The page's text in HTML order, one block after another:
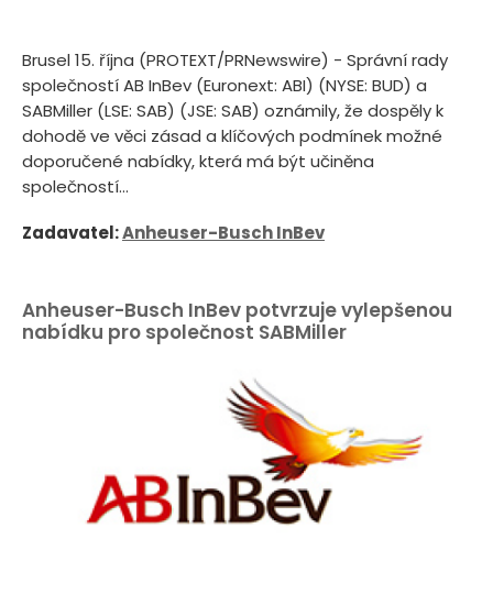
Brusel 15. října (PROTEXT/PRNewswire) - Správní rady
společností AB InBev (Euronext: ABI) (NYSE: BUD) a
SABMiller (LSE: SAB) (JSE: SAB) oznámily, že dospěly k
dohodě ve věci zásad a klíčových podmínek možné
doporučené nabídky, která má být učiněna
společností...
Zadavatel:Anheuser-Busch InBev
Anheuser-Busch InBev potvrzuje vylepšenou
nabídku pro společnost SABMiller